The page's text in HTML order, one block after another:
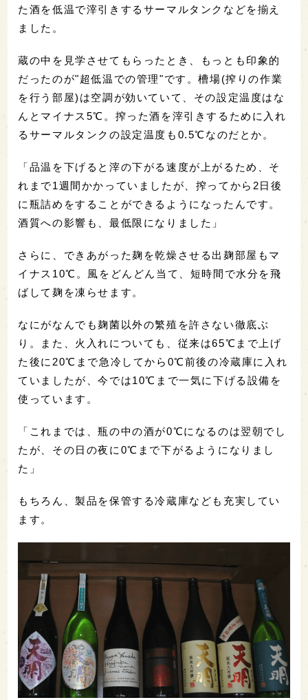
た酒を低温で滓引きするサーマルタンクなどを揃え
ました。
蔵の中を見学させてもらったとき、もっとも印象的
だったのが"超低温での管理"です。槽場(搾りの作業
を行う部屋)は空調が効いていて、その設定温度はな
んとマイナス5℃。搾った酒を滓引きするために入れ
るサーマルタンクの設定温度も0.5℃なのだとか。
「品温を下げると滓の下がる速度が上がるため、そ
れまで1週間かかっていましたが、搾ってから2日後
に瓶詰めをすることができるようになったんです。
酒質への影響も、最低限になりました」
さらに、できあがった麹を乾燥させる出麹部屋もマ
イナス10℃。風をどんどん当て、短時間で水分を飛
ばして麹を凍らせます。
なにがなんでも麹菌以外の繁殖を許さない徹底ぶ
り。また、火入れについても、従来は65℃まで上げ
た後に20℃まで急冷してから0℃前後の冷蔵庫に入れ
ていましたが、今では10℃まで一気に下げる設備を
使っています。
「これまでは、瓶の中の酒が0℃になるのは翌朝でし
たが、その日の夜に0℃まで下がるようになりまし
た」
もちろん、製品を保管する冷蔵庫なども充実してい
ます。